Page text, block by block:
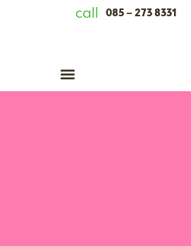
call 085 – 273 8331